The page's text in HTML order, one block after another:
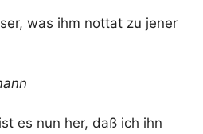
was ihm nottat zu jener
es nun her, daß ich ihn